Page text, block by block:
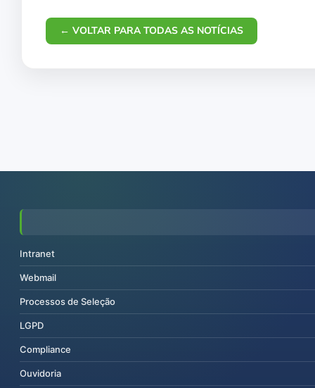
← VOLTAR PARA TODAS AS NOTÍCIAS
Intranet
Webmail
Processos de Seleção
LGPD
Compliance
Ouvidoria